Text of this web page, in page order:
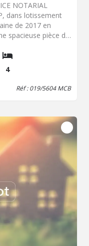
NOTARIAL
dans lotissement
de 2017 en
spacieuse pièce de
chambre avec
palier dessert 3
salle de bains et
Le jardin est
énergie : C -
dépenses
: 960 à 1340
383 000 € dont
Hors Hon. Négo
4
Réf : 019/5604 MCB